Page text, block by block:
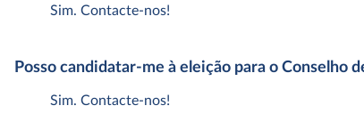
Sim. Contacte-nos!
Posso candidatar-me à eleição para o Conselho
Sim. Contacte-nos!